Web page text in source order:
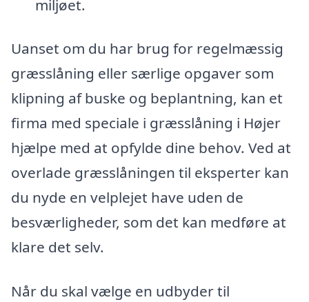
miljøet.
Uanset om du har brug for regelmæssig
græsslåning eller særlige opgaver som
klipning af buske og beplantning, kan et
firma med speciale i græsslåning i Højer
hjælpe med at opfylde dine behov. Ved at
overlade græsslåningen til eksperter kan
du nyde en velplejet have uden de
besværligheder, som det kan medføre at
klare det selv.
Når du skal vælge en udbyder til